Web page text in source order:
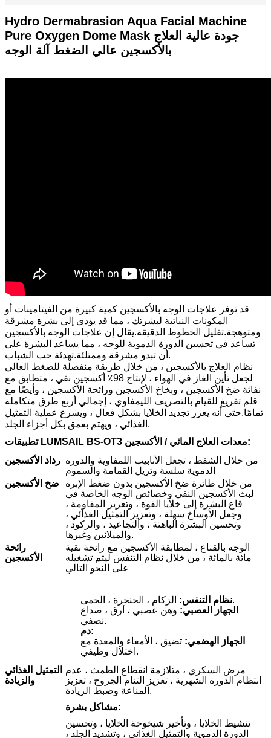
Hydro Dermabrasion Aqua Facial Machine
Pure Oxygen Dome Mask جودة عالية العلاج
بالأكسجين عالي الضغط آلة الوجه
قد توفر علاجات الوجه بالأكسجين كمية كبيرة من الفيتامينات أو
المكونات النباتية لبشرتك ، مما قد يؤدي إلى بشرة مشرقة
ومتوهجة.تقليل الخطوط الدقيقة.يقال إن علاجات الوجه بالأكسجين
تساعد في تحسين الدورة الدموية للوجه ، مما يساعد البشرة على
أن تبدو مشرقة وممتلئة.تهدئة حب ​​الشباب.
نظام العلاج بالأكسجين ، من خلال طريقة منفصلة للضغط العالي
لجعل تأين الغاز في الهواء ، لإنتاج 98٪ أكسجين نقي ، متطابق مع
نفاثة ضخ الأكسجين ، وبخاخ الأكسجين ورائحة الأكسجين ، وأيضًا مع
قلم تفريغ للقيام بالتصريف الليمفاوي ، إجمالي أربع طرق متكاملة
تمامًا.حتى أنه يعزز تجديد الخلايا بشكل فعال ، ويسرع عملية التمثيل
الغذائي ، ويهتم بعمق بكل أجزاء الجلد.
تطبيقات LUMSAIL BS-OT3 معدات العلاج المائي / الأكسجين:
رذاذ الأكسجين من خلال الشفط ، تجعل الأنابيب اللمفاوية والدورة
الدموية سلسة وتزيل القمامة والسموم
ضخ الأكسجين
من خلال طائرة ضخ الأكسجين بدون ضغط الإبرة
لبث الأكسجين النقي وخصائص الوجه الخاصة في
قاع البشرة إلى خلايا القوة ، وتعزيز المقاومة ،
وجعل الأوساخ سهلة ، وتعزيز التمثيل الغذائي ،
وتحسين البشرة الباهتة ، والتجاعيد ، والركود ،
والميلانين وغيرها.
رائحة
الأكسجين
الوجه بالقناع ، لمطابقة الأكسجين مع رائحة نقية
مائة بالمائة ، من خلال نظام التنفس ليتم تشغيله
على النحو التالي
نظام التنفس:الزكام ، الحنجرة ، الحمى.
الجهاز العصبي: وهن عصبي ، أرق ، صداع
نصفي.
دم:
الجهاز الهضمي: تضيق ، الأمعاء والمعدة مع
اختلال وظيفي.
التمثيل الغذائي
والزيادة
مرض السكري ، متلازمة انقطاع الطمث ، عدم
انتظام الدورة الشهرية ، تعزيز التئام الجروح ، تعزيز
المناعة وضبط الزيادة.
مشاكل بشرة:
تنشيط الخلايا ، وتأخير شيخوخة الخلايا ، وتحسين
الدورة الدموية والتمثيل الغذائي ، وتشديد الجلد ،